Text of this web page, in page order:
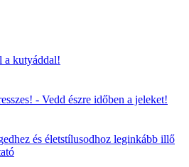
a kutyáddal!
- Vedd észre időben a jeleket!
és életstílusodhoz leginkább illő